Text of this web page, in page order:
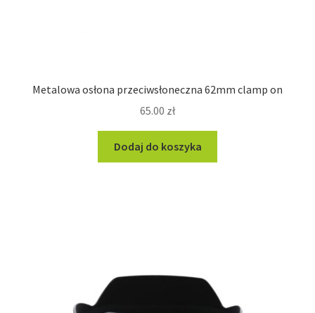
Metalowa osłona przeciwsłoneczna 62mm clamp on
65.00 zł
Dodaj do koszyka